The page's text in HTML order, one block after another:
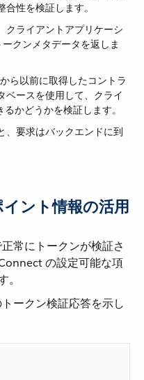
性を検証します。
クライアントアプリケーシ
クンメタデータを返しま
ら以前に取得したコントラ
ベースを使用して、クライ
かどうかを検証します。
、要求はバックエンドに到
ント情報の活用
常にトークンが検証さ
の設定可能な項
ークン検証応答を示し